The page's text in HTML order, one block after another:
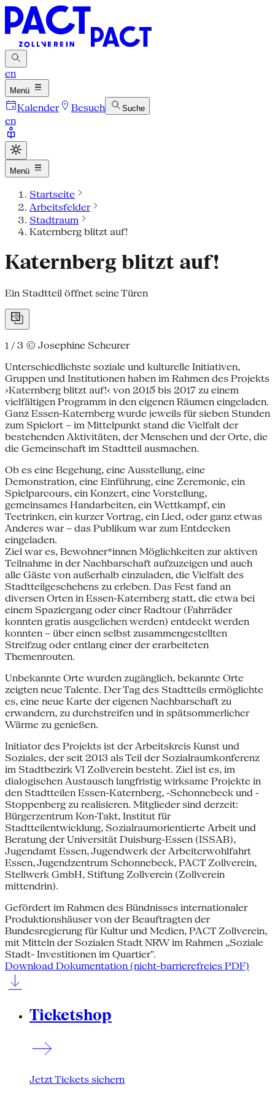
en
Menü
Kalender Besuch Suche
en
Menü
Startseite
Arbeitsfelder
Stadtraum
Katernberg blitzt auf!
Katernberg blitzt auf!
Ein Stadtteil öffnet seine Türen
1 / 3 © Josephine Scheurer
Unterschiedlichste soziale und kulturelle Initiativen,
Gruppen und Institutionen haben im Rahmen des Projekts
›Katernberg blitzt auf!‹ von 2015 bis 2017 zu einem
vielfältigen Programm in den eigenen Räumen eingeladen.
Ganz Essen-Katernberg wurde jeweils für sieben Stunden
zum Spielort – im Mittelpunkt stand die Vielfalt der
bestehenden Aktivitäten, der Menschen und der Orte, die
die Gemeinschaft im Stadtteil ausmachen.
Ob es eine Begehung, eine Ausstellung, eine
Demonstration, eine Einführung, eine Zeremonie, ein
Spielparcours, ein Konzert, eine Vorstellung,
gemeinsames Handarbeiten, ein Wettkampf, ein
Teetrinken, ein kurzer Vortrag, ein Lied, oder ganz etwas
Anderes war – das Publikum war zum Entdecken
eingeladen.
Ziel war es, Bewohner*innen Möglichkeiten zur aktiven
Teilnahme in der Nachbarschaft aufzuzeigen und auch
alle Gäste von außerhalb einzuladen, die Vielfalt des
Stadtteilgeschehens zu erleben. Das Fest fand an
diversen Orten in Essen-Katernberg statt, die etwa bei
einem Spaziergang oder einer Radtour (Fahrräder
konnten gratis ausgeliehen werden) entdeckt werden
konnten – über einen selbst zusammengestellten
Streifzug oder entlang einer der erarbeiteten
Themenrouten.
Unbekannte Orte wurden zugänglich, bekannte Orte
zeigten neue Talente. Der Tag des Stadtteils ermöglichte
es, eine neue Karte der eigenen Nachbarschaft zu
erwandern, zu durchstreifen und in spätsommerlicher
Wärme zu genießen.
Initiator des Projekts ist der Arbeitskreis Kunst und
Soziales, der seit 2013 als Teil der Sozialraumkonferenz
im Stadtbezirk VI Zollverein besteht. Ziel ist es, im
dialogischen Austausch langfristig wirksame Projekte in
den Stadtteilen Essen-Katernberg, -Schonnebeck und -
Stoppenberg zu realisieren. Mitglieder sind derzeit:
Bürgerzentrum Kon-Takt, Institut für
Stadtteilentwicklung, Sozialraumorientierte Arbeit und
Beratung der Universität Duisburg-Essen (ISSAB),
Jugendamt Essen, Jugendwerk der Arbeiterwohlfahrt
Essen, Jugendzentrum Schonnebeck, PACT Zollverein,
Stellwerk GmbH, Stiftung Zollverein (Zollverein
mittendrin).
Gefördert im Rahmen des Bündnisses internationaler
Produktionshäuser von der Beauftragten der
Bundesregierung für Kultur und Medien, PACT Zollverein,
mit Mitteln der Sozialen Stadt NRW im Rahmen „Soziale
Stadt- Investitionen im Quartier".
Download Dokumentation (nicht-barrierefreies PDF)
Ticketshop
Jetzt Tickets sichern